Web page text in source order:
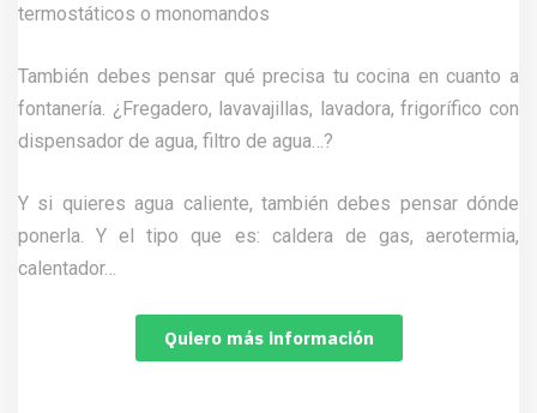
termostáticos o monomandos
También debes pensar qué precisa tu cocina en cuanto a
fontanería. ¿Fregadero, lavavajillas, lavadora, frigorífico con
dispensador de agua, filtro de agua…?
Y si quieres agua caliente, también debes pensar dónde
ponerla. Y el tipo que es: caldera de gas, aerotermia,
calentador…
Quiero más información